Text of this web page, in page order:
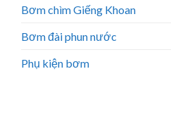
Bơm chìm Giếng Khoan
Bơm đài phun nước
Phụ kiện bơm